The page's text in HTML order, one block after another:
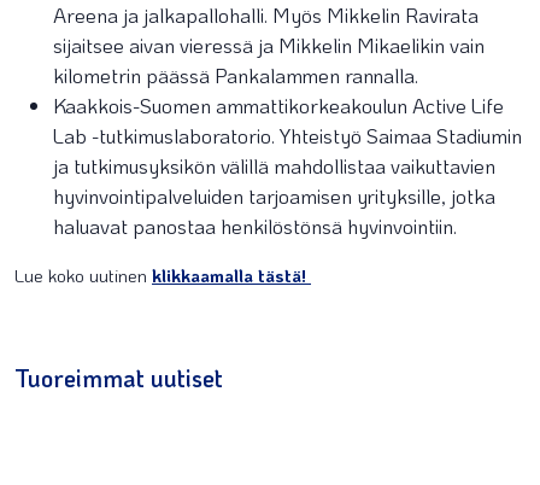
Areena ja jalkapallohalli. Myös Mikkelin Ravirata
sijaitsee aivan vieressä ja Mikkelin Mikaelikin vain
kilometrin päässä Pankalammen rannalla.
Kaakkois-Suomen ammattikorkeakoulun Active Life
Lab -tutkimuslaboratorio. Yhteistyö Saimaa Stadiumin
ja tutkimusyksikön välillä mahdollistaa vaikuttavien
hyvinvointipalveluiden tarjoamisen yrityksille, jotka
haluavat panostaa henkilöstönsä hyvinvointiin.
Lue koko uutinen klikkaamalla tästä!
Tuoreimmat uutiset